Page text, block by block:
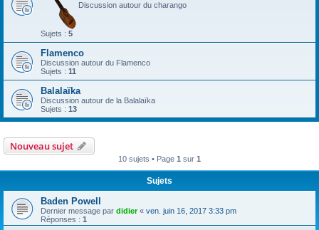
Discussion autour du charango
Sujets : 5
Flamenco
Discussion autour du Flamenco
Sujets : 11
Balalaïka
Discussion autour de la Balalaïka
Sujets : 13
Nouveau sujet
10 sujets • Page 1 sur 1
Sujets
Baden Powell
Dernier message par didier« ven. juin 16, 2017 3:33 pm
Réponses : 1